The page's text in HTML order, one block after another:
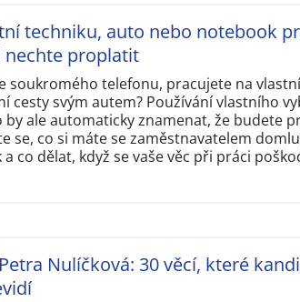
techniku, auto nebo notebook
nechte proplatit
soukromého telefonu, pracujete na
cesty svým autem? Používání vlastního
by ale automaticky znamenat, že budete
se, co si máte se zaměstnavatelem
co dělat, když se vaše věc při práci
Nulíčková: 30 věcí, které